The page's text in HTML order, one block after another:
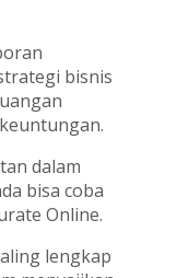
bisnis
dalam
bisa coba
Online.
lengkap